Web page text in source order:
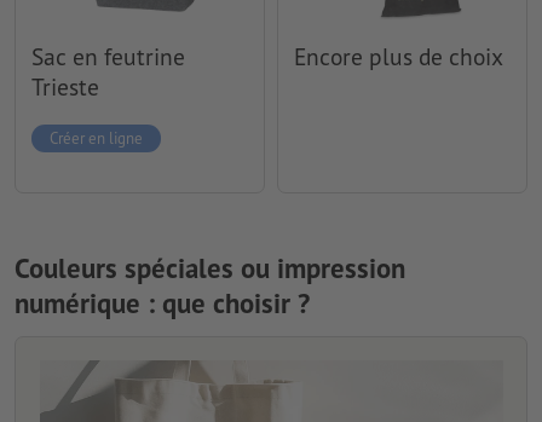
Sac en feutrine
Trieste
Créer en ligne
Encore plus de choix
Couleurs spéciales ou impression
numérique : que choisir ?